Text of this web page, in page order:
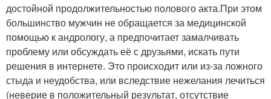
достойной продолжительностью полового акта.При этом
большинство мужчин не обращается за медицинской
помощью к андрологу, а предпочитает замалчивать
проблему или обсуждать её с друзьями, искать пути
решения в интернете. Это происходит или из-за ложного
стыда и неудобства, или вследствие нежелания лечиться
(неверие в положительный результат, отсутствие